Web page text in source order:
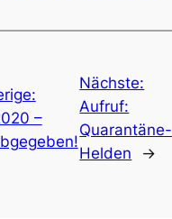
–
Nächste:
Aufruf:
Quarantäne-
Helden
→